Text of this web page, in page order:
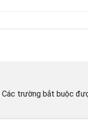
Các trường bắt buộc